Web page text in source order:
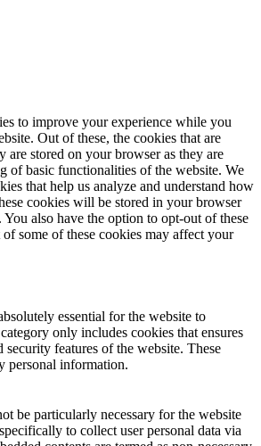
to improve your experience while you
Out of these, the cookies that are
are stored on your browser as they are
of basic functionalities of the website. We
that help us analyze and understand how
cookies will be stored in your browser
also have the option to opt-out of these
some of these cookies may affect your
essential for the website to
only includes cookies that ensures
security features of the website. These
personal information.
be particularly necessary for the website
to collect user personal data via